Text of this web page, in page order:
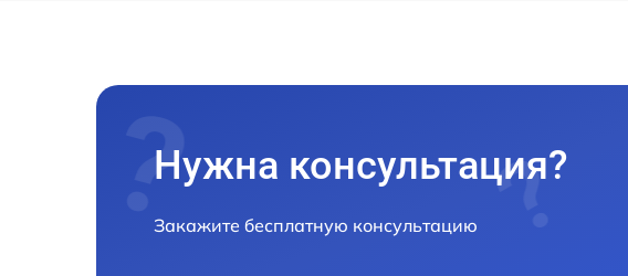
Нужна консультация?
Закажите бесплатную консультацию